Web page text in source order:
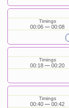
Timings
00:06 00:08
Timings
00:18 00:20
Timings
00:40 00:42